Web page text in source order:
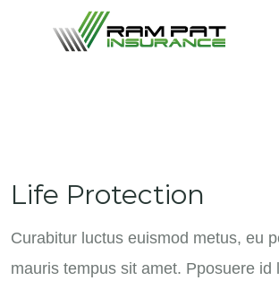
Life Protection
Curabitur luctus euismod metus, eu
mauris tempus sit amet. Pposuere id